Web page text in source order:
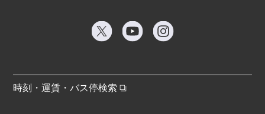
時刻・運賃・バス停検索